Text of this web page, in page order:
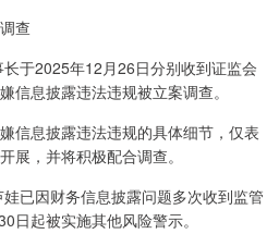
查
于2025年12月26日分别收到证监会
信息披露违法违规被立案调查。
息披露违法违规的具体细节，仅表
展，并将积极配合调查。
因财务信息披露问题多次收到监管
日起被实施其他风险警示。